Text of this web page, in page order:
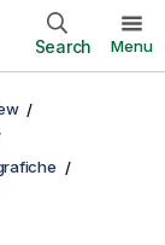
Search Menu